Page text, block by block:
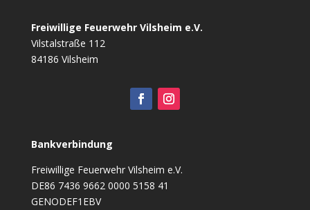
Freiwillige Feuerwehr Vilsheim e.V.
Vilstalstraße 112
84186 Vilsheim
Bankverbindung
Freiwillige Feuerwehr Vilsheim e.V.
DE86 7436 9662 0000 5158 41
GENODEF1EBV